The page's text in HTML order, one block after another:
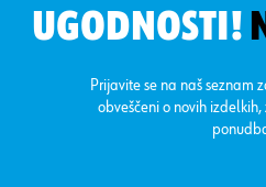
UGODNOSTI!
Prijavite se na naš seznam
obveščeni o novih